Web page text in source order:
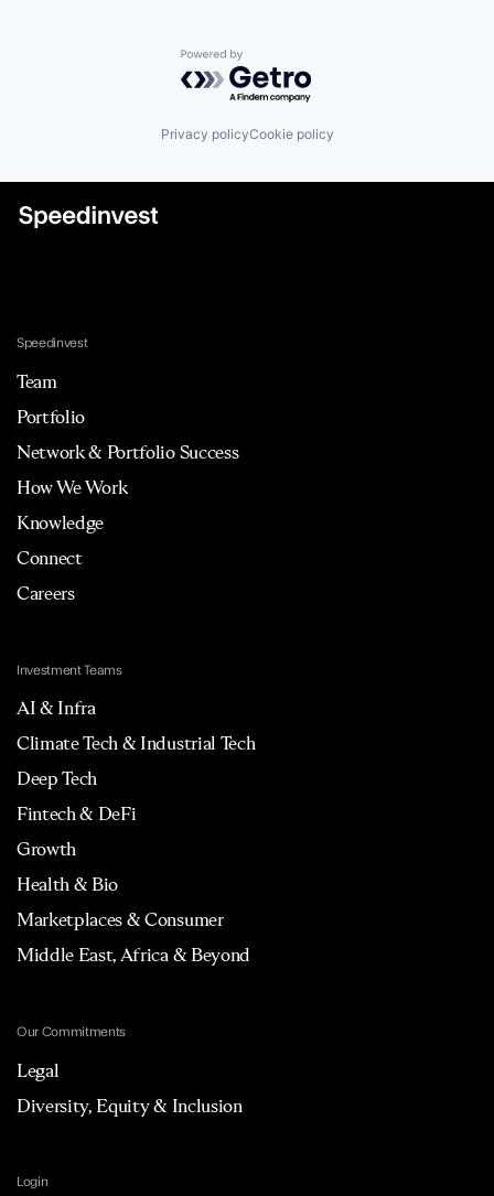
Powered by Getro.com
Privacy policyCookie policy
Speedinvest
Team
Portfolio
Network & Portfolio Success
How We Work
Knowledge
Connect
Careers
Investment Teams
AI & Infra
Climate Tech & Industrial Tech
Deep Tech
Fintech & DeFi
Growth
Health & Bio
Marketplaces & Consumer
Middle East, Africa & Beyond
Our Commitments
Legal
Diversity, Equity & Inclusion
Login